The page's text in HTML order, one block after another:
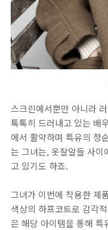
스크린에서뿐만 아니라
톡톡히 드러내고 있는 배
에서 활약하며 특유의 청
는 그녀는, 옷잘알들 사이
고 있기도 하죠.
그녀가 이번에 착용한 제
색상의 하프코트로 감각
은 해당 아이템을 통해 특